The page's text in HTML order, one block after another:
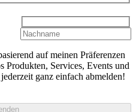
auf meinen Präferenzen
Produkten, Services, Events und
ganz einfach abmelden!